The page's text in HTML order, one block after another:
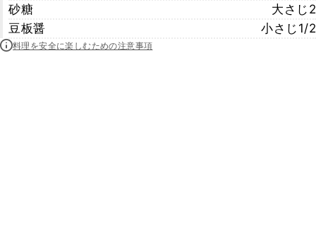
砂糖
大さじ2
豆板醤
小さじ1/2
料理を安全に楽しむための注意事項